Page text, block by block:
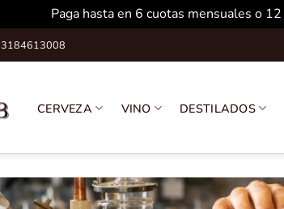
Paga hasta en 6 cuotas mensuales o
3184613008
CERVEZA VINO DESTILADOS